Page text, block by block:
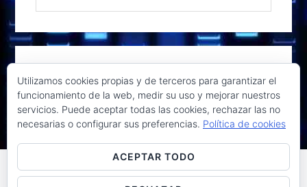
Utilizamos cookies propias y de terceros para garantizar el
funcionamiento de la web, medir su uso y mejorar nuestros
servicios. Puede aceptar todas las cookies, rechazar las no
necesarias o configurar sus preferencias. Política de cookies
ACEPTAR TODO